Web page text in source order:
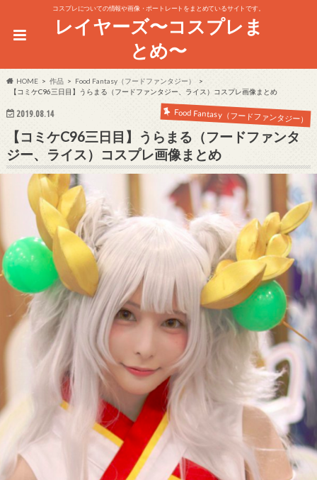
コスプレについての情報や画像・ポートレートをまとめているサイトです。
レイヤーズ〜コスプレま
とめ〜
HOME 作品
Food Fantasy（フードファンタジー）
【コミケC96三日目】うらまる（フードファンタジー、ライス）コスプレ画像まとめ
2019.08.14 Food Fantasy（フードファンタジー）
【コミケC96三日目】うらまる（フードファンタ
ジー、ライス）コスプレ画像まとめ